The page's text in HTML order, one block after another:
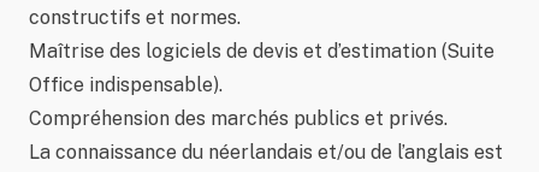
constructifs et normes.
Maîtrise des logiciels de devis et d’estimation (Suite
Office indispensable).
Compréhension des marchés publics et privés.
La connaissance du néerlandais et/ou de l’anglais est